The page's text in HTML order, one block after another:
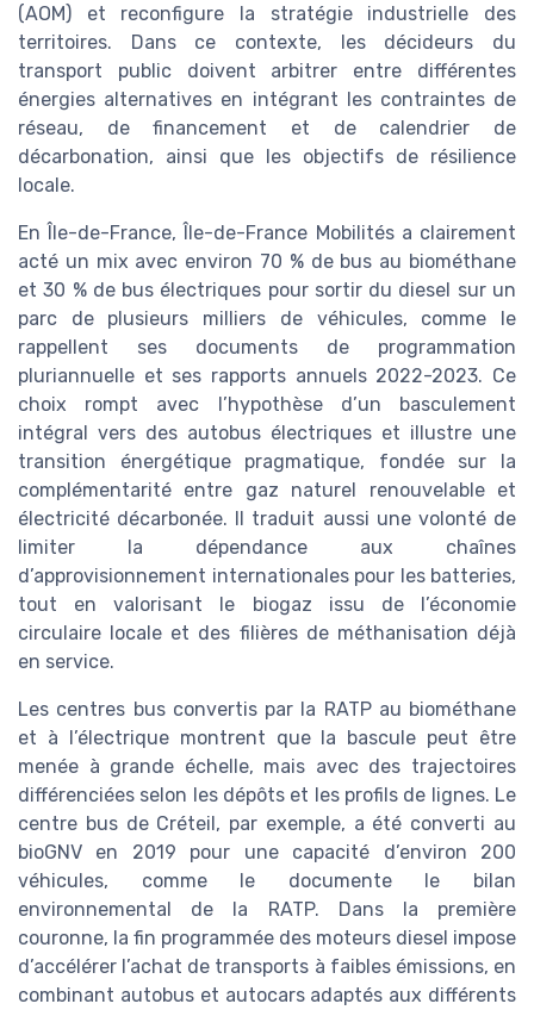
(AOM) et reconfigure la stratégie industrielle des
territoires. Dans ce contexte, les décideurs du
transport public doivent arbitrer entre différentes
énergies alternatives en intégrant les contraintes de
réseau, de financement et de calendrier de
décarbonation, ainsi que les objectifs de résilience
locale.
En Île-de-France, Île-de-France Mobilités a clairement
acté un mix avec environ 70 % de bus au biométhane
et 30 % de bus électriques pour sortir du diesel sur un
parc de plusieurs milliers de véhicules, comme le
rappellent ses documents de programmation
pluriannuelle et ses rapports annuels 2022-2023. Ce
choix rompt avec l’hypothèse d’un basculement
intégral vers des autobus électriques et illustre une
transition énergétique pragmatique, fondée sur la
complémentarité entre gaz naturel renouvelable et
électricité décarbonée. Il traduit aussi une volonté de
limiter la dépendance aux chaînes
d’approvisionnement internationales pour les batteries,
tout en valorisant le biogaz issu de l’économie
circulaire locale et des filières de méthanisation déjà
en service.
Les centres bus convertis par la RATP au biométhane
et à l’électrique montrent que la bascule peut être
menée à grande échelle, mais avec des trajectoires
différenciées selon les dépôts et les profils de lignes. Le
centre bus de Créteil, par exemple, a été converti au
bioGNV en 2019 pour une capacité d’environ 200
véhicules, comme le documente le bilan
environnemental de la RATP. Dans la première
couronne, la fin programmée des moteurs diesel impose
d’accélérer l’achat de transports à faibles émissions, en
combinant autobus et autocars adaptés aux différents